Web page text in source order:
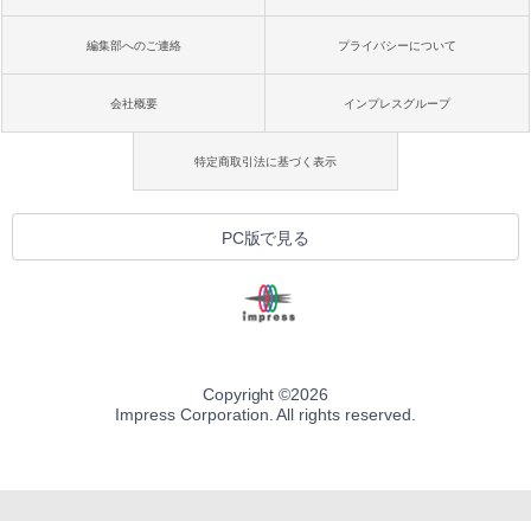
編集部へのご連絡 プライバシーについて
会社概要 インプレスグループ
特定商取引法に基づく表示
PC版で見る
Copyright ©2026
Impress Corporation. All rights reserved.